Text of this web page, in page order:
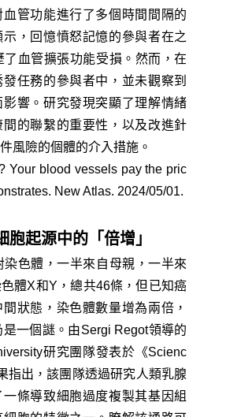
管功能進行了多個時間間隔的
，回憶憤怒記憶的參與者在之
血管擴張功能受損。然而，在
任務的參與者中，並未觀察到
響。研究發現突顯了理解情緒
的聯繫的重要性，以及改進針
風險的個體的介入措施。
Your blood vessels pay the pric
New Atlas. 2024/05/01.
胞起源中的「倍增」
染色體，一半來自母親，一半來
體X和Y，總共46條，但已知癌
狀態，染色體數量增為兩倍，
是一個謎。由Sergi Regot領導的
研究團隊發表於《Scienc
指出，該團隊透過研究人類乳腺
條導致細胞過度複製其基因組